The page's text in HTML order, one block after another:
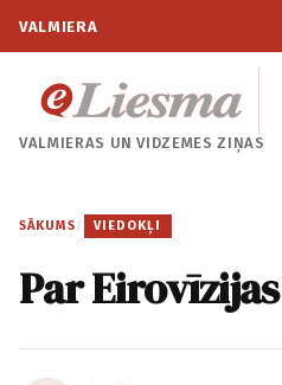
VALMIERA
VALMIERAS UNVIDZEMES ZIŅAS
SĀKUMS / VIEDOKĻI
Par